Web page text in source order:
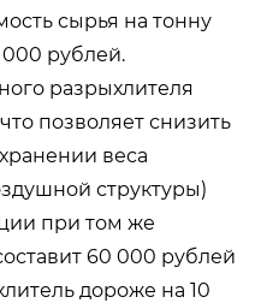
сырья на тонну
000 рублей.
разрыхлителя
позволяет снизить
веса
структуры)
при том же
60 000 рублей
дороже на 10